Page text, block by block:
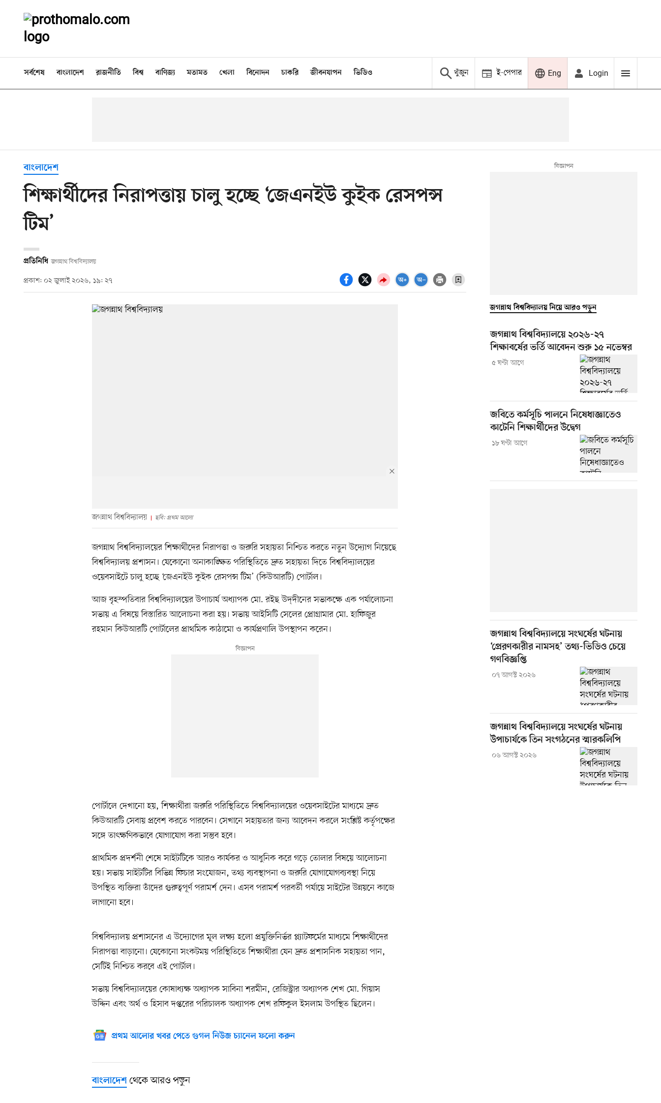
সর্বশেষ বাংলাদেশ রাজনীতি বিশ্ব বাণিজ্য মতামত খেলা বিনোদন চাকরি জীবনযাপন ভিডিও খুঁজুন ই-পেপার Eng Login
বাংলাদেশ
শিক্ষার্থীদের নিরাপত্তায় চালু হচ্ছে ‘জেএনইউ কুইক রেসপন্স
টিম’
প্রতিনিধি জগন্নাথ বিশ্ববিদ্যালয়
প্রকাশ: ০২ জুলাই ২০২৬, ১৯: ২৭
জগন্নাথ বিশ্ববিদ্যালয় ছবি: প্রথম আলো
জগন্নাথ বিশ্ববিদ্যালয়ের শিক্ষার্থীদের নিরাপত্তা ও জরুরি সহায়তা নিশ্চিত করতে নতুন উদ্যোগ নিয়েছে
বিশ্ববিদ্যালয় প্রশাসন। যেকোনো অনাকাঙ্ক্ষিত পরিস্থিতিতে দ্রুত সহায়তা দিতে বিশ্ববিদ্যালয়ের
ওয়েবসাইটে চালু হচ্ছে ‘জেএনইউ কুইক রেসপন্স টিম’ (কিউআরটি) পোর্টাল।
আজ বৃহস্পতিবার বিশ্ববিদ্যালয়ের উপাচার্য অধ্যাপক মো. রইছ উদ্‌দীনের সভাকক্ষে এক পর্যালোচনা
সভায় এ বিষয়ে বিস্তারিত আলোচনা করা হয়। সভায় আইসিটি সেলের প্রোগ্রামার মো. হাফিজুর
রহমান কিউআরটি পোর্টালের প্রাথমিক কাঠামো ও কার্যপ্রণালি উপস্থাপন করেন।
পোর্টালে দেখানো হয়, শিক্ষার্থীরা জরুরি পরিস্থিতিতে বিশ্ববিদ্যালয়ের ওয়েবসাইটের মাধ্যমে দ্রুত
কিউআরটি সেবায় প্রবেশ করতে পারবেন। সেখানে সহায়তার জন্য আবেদন করলে সংশ্লিষ্ট কর্তৃপক্ষের
সঙ্গে তাৎক্ষণিকভাবে যোগাযোগ করা সম্ভব হবে।
প্রাথমিক প্রদর্শনী শেষে সাইটটিকে আরও কার্যকর ও আধুনিক করে গড়ে তোলার বিষয়ে আলোচনা
হয়। সভায় সাইটটির বিভিন্ন ফিচার সংযোজন, তথ্য ব্যবস্থাপনা ও জরুরি যোগাযোগব্যবস্থা নিয়ে
উপস্থিত ব্যক্তিরা তাঁদের গুরুত্বপূর্ণ পরামর্শ দেন। এসব পরামর্শ পরবর্তী পর্যায়ে সাইটের উন্নয়নে কাজে
লাগানো হবে।
বিশ্ববিদ্যালয় প্রশাসনের এ উদ্যোগের মূল লক্ষ্য হলো প্রযুক্তিনির্ভর প্ল্যাটফর্মের মাধ্যমে শিক্ষার্থীদের
নিরাপত্তা বাড়ানো। যেকোনো সংকটময় পরিস্থিতিতে শিক্ষার্থীরা যেন দ্রুত প্রশাসনিক সহায়তা পান,
সেটিই নিশ্চিত করবে এই পোর্টাল।
সভায় বিশ্ববিদ্যালয়ের কোষাধ্যক্ষ অধ্যাপক সাবিনা শরমীন, রেজিস্ট্রার অধ্যাপক শেখ মো. গিয়াস
উদ্দিন এবং অর্থ ও হিসাব দপ্তরের পরিচালক অধ্যাপক শেখ রফিকুল ইসলাম উপস্থিত ছিলেন।
প্রথম আলোর খবর পেতে গুগল নিউজ চ্যানেল ফলো করুন
বাংলাদেশ থেকে আরও পড়ুন
জগন্নাথ বিশ্ববিদ্যালয় নিয়ে আরও পড়ুন
জগন্নাথ বিশ্ববিদ্যালয়ে ২০২৬-২৭
শিক্ষাবর্ষের ভর্তি আবেদন শুরু ১৫ নভেম্বর
৫ ঘণ্টা আগে
জবিতে কর্মসূচি পালনে নিষেধাজ্ঞাতেও
কাটেনি শিক্ষার্থীদের উদ্বেগ
১৮ ঘণ্টা আগে
জগন্নাথ বিশ্ববিদ্যালয়ে সংঘর্ষের ঘটনায়
‘প্রেরণকারীর নামসহ’ তথ্য-ভিডিও চেয়ে
গণবিজ্ঞপ্তি
০৭ আগস্ট ২০২৬
জগন্নাথ বিশ্ববিদ্যালয়ে সংঘর্ষের ঘটনায়
উপাচার্যকে তিন সংগঠনের স্মারকলিপি
০৬ আগস্ট ২০২৬